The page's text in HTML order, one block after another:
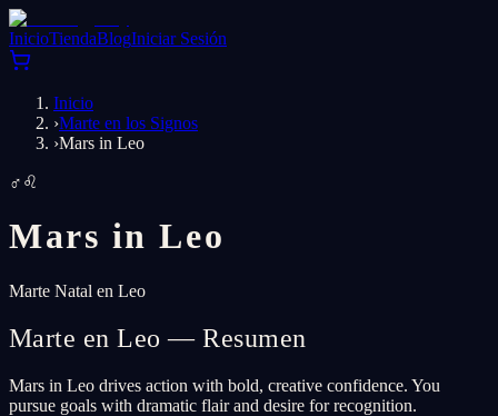
InicioTiendaBlogIniciar Sesión
Inicio
›Marte en los Signos
›Mars in Leo
♂ ♌
Mars inLeo
Marte Natal en Leo
Marte en Leo — Resumen
Mars in Leo drives action with bold, creative confidence. You
pursue goals with dramatic flair and desire for recognition.